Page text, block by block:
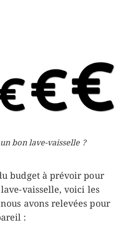
bon lave-vaisselle ?
budget à prévoir pour
vaisselle, voici les
avons relevées pour
: